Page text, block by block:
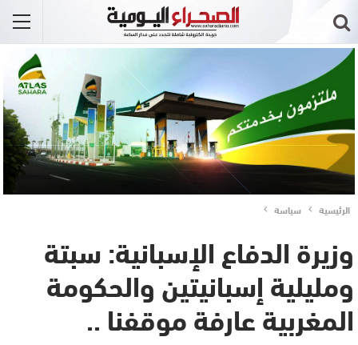
الرئيسية سياسة
وزيرة الدفاع الإسبانية: سبتة
ومليلية إسبانيتين والحكومة
المغربية عارفة موقفنا ..